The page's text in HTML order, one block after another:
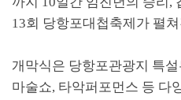
13회 당항포대첩축제가 펼
개막식은 당항포관광지 특설
마술쇼, 타악퍼포먼스 등 다